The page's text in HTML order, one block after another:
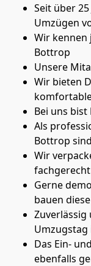
Seit über
Umzügen
Wir kennen
Bottrop
Unsere
Wir bieten
Bei uns
Als
Bottrop
Wir
fachgerecht
Gerne
bauen
Das Ein-
ebenfalls